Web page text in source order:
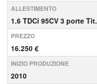
ALLESTIMENTO
1.6 TDCi 95CV 3 porte Tit.
PREZZO
16.250 €
INIZIO PRODUZIONE
2010